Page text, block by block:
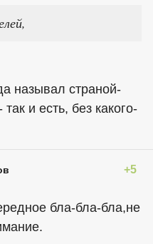
называл страной-
и есть, без какого-
+5
бла-бла-бла,не